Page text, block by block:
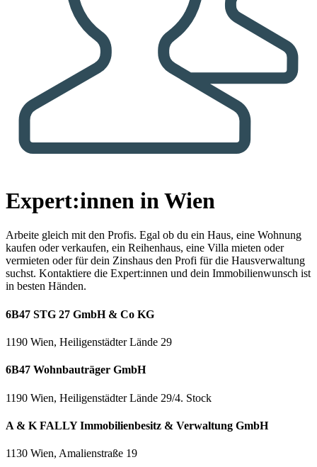
Expert:innen in Wien
Arbeite gleich mit den Profis. Egal ob du ein Haus, eine Wohnung
kaufen oder verkaufen, ein Reihenhaus, eine Villa mieten oder
vermieten oder für dein Zinshaus den Profi für die Hausverwaltung
suchst. Kontaktiere die Expert:innen und dein Immobilienwunsch ist
in besten Händen.
6B47 STG 27 GmbH & Co KG
1190 Wien, Heiligenstädter Lände 29
6B47 Wohnbauträger GmbH
1190 Wien, Heiligenstädter Lände 29/4. Stock
A & K FALLY Immobilienbesitz & Verwaltung GmbH
1130 Wien, Amalienstraße 19